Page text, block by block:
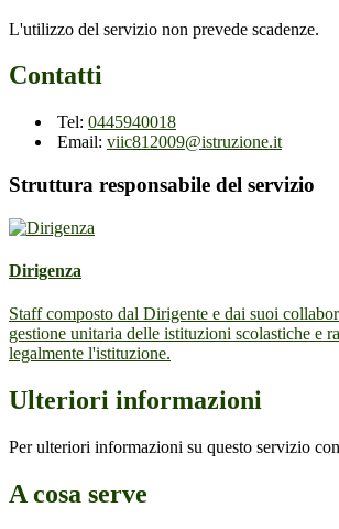
L'utilizzo del servizio non prevede scadenze.
Contatti
Tel: 0445940018
Email: viic812009@istruzione.it
Struttura responsabile del servizio
Dirigenza
Staff composto dal Dirigente e dai suoi
gestione unitaria delle istituzioni scolastiche e
legalmente l'istituzione.
Ulteriori informazioni
Per ulteriori informazioni su questo servizio
A cosa serve